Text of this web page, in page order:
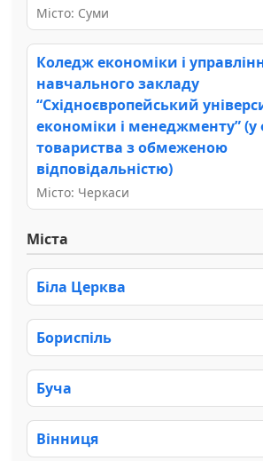
Місто: Суми
Коледж економіки і
навчального закладу
“Східноєвропейський
економіки і менеджменту” (у
товариства з обмеженою
відповідальністю)
Місто: Черкаси
Міста
Біла Церква
Бориспіль
Буча
Вінниця